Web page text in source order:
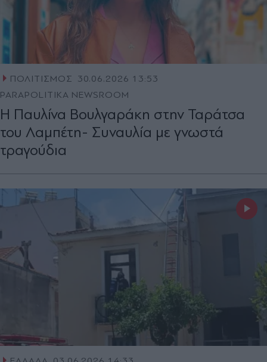
ΠΟΛΙΤΙΣΜΟΣ
30.06.2026 13:53
PARAPOLITIKA NEWSROOM
Η Παυλίνα Βουλγαράκη στην Ταράτσα
του Λαμπέτη- Συναυλία με γνωστά
τραγούδια